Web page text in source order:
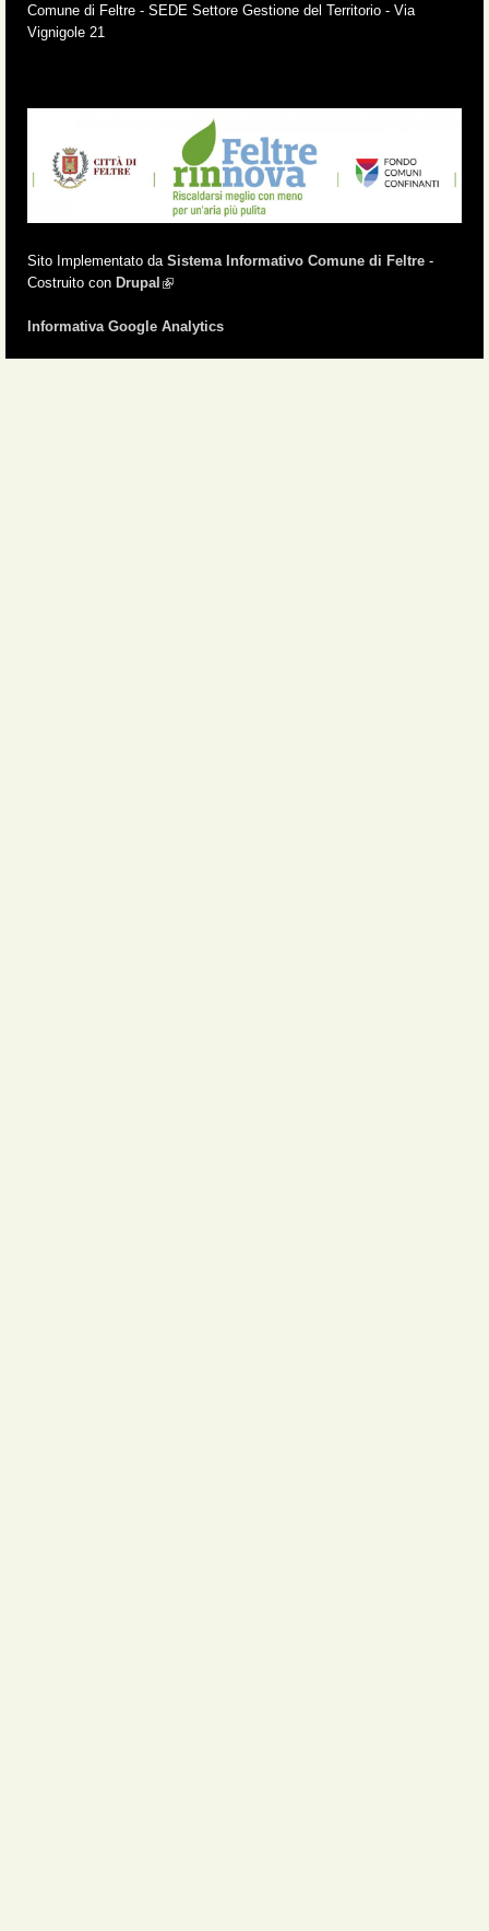
Comune di Feltre - SEDE Settore Gestione del Territorio - Via
Vignigole 21
Sito Implementato da Sistema Informativo Comune di Feltre -
Costruito con Drupal (link is external)
Informativa Google Analytics